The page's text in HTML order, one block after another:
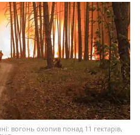
вогонь охопив понад 11 гектарів,